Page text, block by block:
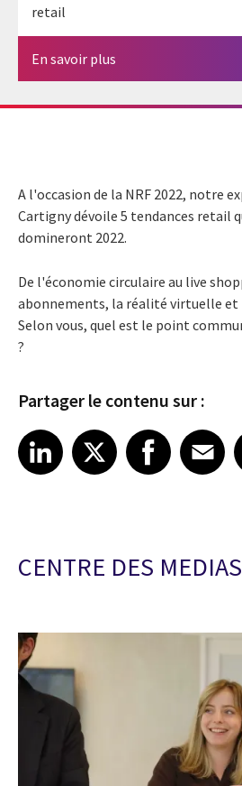
retail
En savoir plus
A l'occasion de la NRF 2022, notre
Cartigny dévoile 5 tendances retail
domineront 2022.
De l'économie circulaire au live
abonnements, la réalité virtuelle et
Selon vous, quel est le point
?
Partager le contenu sur :
Share article on LinkedIn
LinkedIn
Share article on XShare article on Facebook
Facebook
Share article on
Email
CENTRE DES MEDIAS